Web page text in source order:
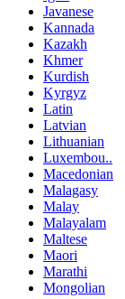
Javanese
Kannada
Kazakh
Khmer
Kurdish
Kyrgyz
Latin
Latvian
Lithuanian
Luxembou..
Macedonian
Malagasy
Malay
Malayalam
Maltese
Maori
Marathi
Mongolian